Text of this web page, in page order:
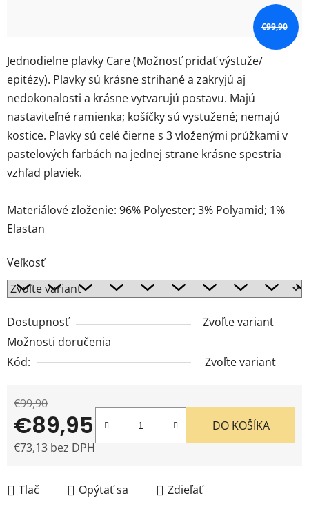
Jednodielne plavky Care (Možnosť pridať výstuže/
epitézy). Plavky sú krásne strihané a zakryjú aj
nedokonalosti a krásne vytvarujú postavu. Majú
nastaviteľné ramienka; košíčky sú vystužené; nemajú
kostice. Plavky sú celé čierne s 3 vloženými prúžkami v
pastelových farbách na jednej strane krásne spestria
vzhľad plaviek.
Materiálové zloženie: 96% Polyester; 3% Polyamid; 1%
Elastan
Veľkosť
Dostupnosť
Zvoľte variant
Možnosti doručenia
Kód:
Zvoľte variant
€99,90
€89,95
€73,13 bez DPH
DO KOŠÍKA
Tlač Opýtať sa Zdieľať
€99,90